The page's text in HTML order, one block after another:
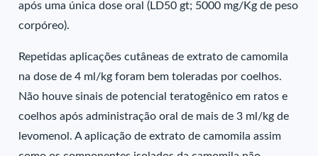
após uma única dose oral (LD50 gt; 5000 mg/Kg de peso
corpóreo).
Repetidas aplicações cutâneas de extrato de camomila
na dose de 4 ml/kg foram bem toleradas por coelhos.
Não houve sinais de potencial teratogênico em ratos e
coelhos após administração oral de mais de 3 ml/kg de
levomenol. A aplicação de extrato de camomila assim